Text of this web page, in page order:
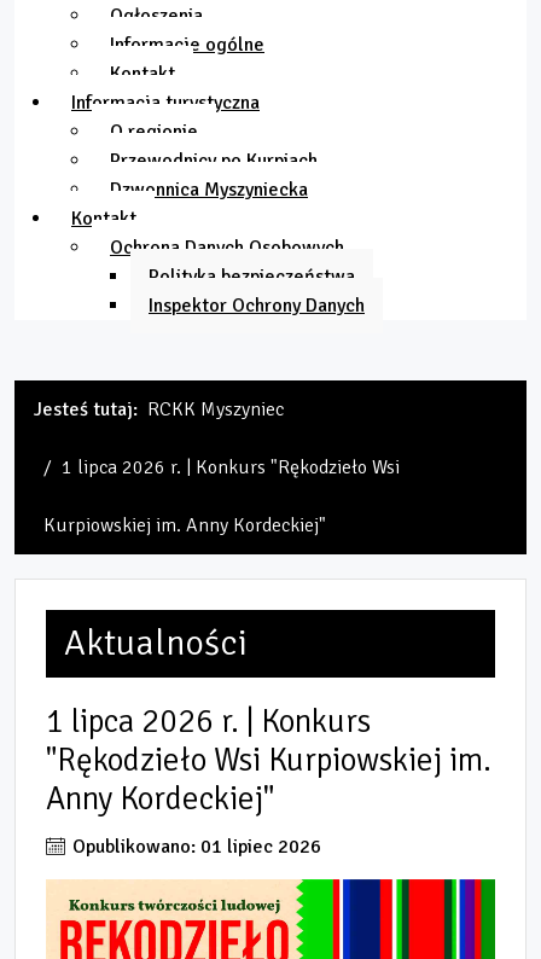
Ogłoszenia
Informacje ogólne
Kontakt
Informacja turystyczna
O regionie
Przewodnicy po Kurpiach
Dzwonnica Myszyniecka
Kontakt
Ochrona Danych Osobowych
Polityka bezpieczeństwa
Inspektor Ochrony Danych
Jesteś tutaj: RCKK Myszyniec
1 lipca 2026 r. | Konkurs "Rękodzieło Wsi
Kurpiowskiej im. Anny Kordeckiej"
Aktualności
1 lipca 2026 r. | Konkurs
"Rękodzieło Wsi Kurpiowskiej im.
Anny Kordeckiej"
Opublikowano: 01 lipiec 2026